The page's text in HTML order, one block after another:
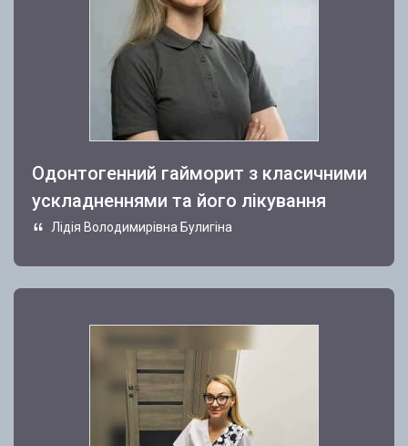
Одонтогенний гайморит з класичними
ускладненнями та його лікування
Лідія Володимирівна Булигіна